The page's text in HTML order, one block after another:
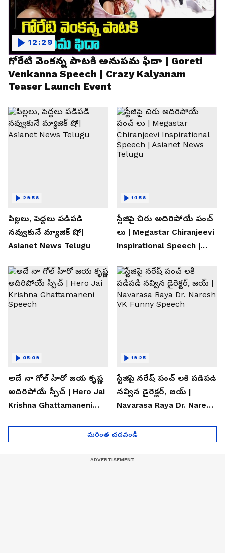
గోరేటి వెంకన్న పాటకి అనుపమ ఫిదా | Goreti
Venkanna Speech | Crazy Kalyanam
Teaser Launch Event
12:29
పిల్లలు, పెద్దలు పడిపడి
నవ్వుకునే మ్యాజిక్ షో|
Asianet News Telugu
29:56
స్టేజిపై చిరు అదిరిపోయే పంచ్
లు | Megastar Chiranjeevi
Inspirational Speech |
14:56
అదే నా గోల్ హీరో జయ కృష్ణ
అదిరిపోయే స్పీచ్ | Hero Jai
Krishna Ghattamaneni
05:09
స్టేజిపై నరేష్ పంచ్ లకి పడిపడి
నవ్విన డైరెక్టర్, జయ్ |
Navarasa Raya Dr. Naresh
19:25
మరింత చదవండి